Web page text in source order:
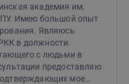
академия им.
Имею большой опыт
Являюсь
в должности
с людьми в
предоставляю
мое